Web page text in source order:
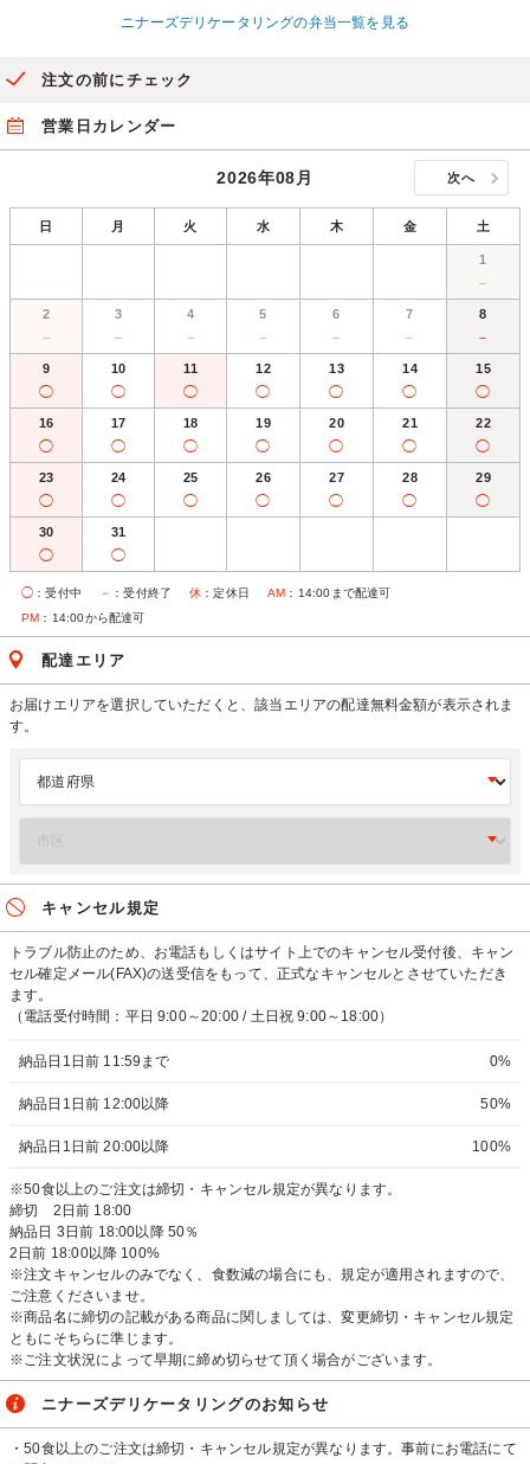
ニナーズデリケータリングの弁当一覧を見る
注文の前にチェック
営業日カレンダー
2026年08月 次へ
日 月 火 水 木 金 土
1
－
2
－
3
－
4
－
5
－
6
－
7
－
8
－
9
◯
10
◯
11
◯
12
◯
13
◯
14
◯
15
◯
16
◯
17
◯
18
◯
19
◯
20
◯
21
◯
22
◯
23
◯
24
◯
25
◯
26
◯
27
◯
28
◯
29
◯
30
◯
31
◯
◯ ：受付中 － ：受付終了 休 ：定休日 AM ：14:00まで配達可
PM ：14:00から配達可
配達エリア
お届けエリアを選択していただくと、該当エリアの配達無料金額が表示されま
す。
キャンセル規定
トラブル防止のため、お電話もしくはサイト上でのキャンセル受付後、キャン
セル確定メール(FAX)の送受信をもって、正式なキャンセルとさせていただき
ます。
（電話受付時間：平日 9:00～20:00 / 土日祝 9:00～18:00）
納品日1日前 11:59まで 0%
納品日1日前 12:00以降 50%
納品日1日前 20:00以降 100%
※50食以上のご注文は締切・キャンセル規定が異なります。
締切 2日前 18:00
納品日 3日前 18:00以降 50％
2日前 18:00以降 100%
※注文キャンセルのみでなく、食数減の場合にも、規定が適用されますので、
ご注意くださいませ。
※商品名に締切の記載がある商品に関しましては、変更締切・キャンセル規定
ともにそちらに準じます。
※ご注文状況によって早期に締め切らせて頂く場合がございます。
ニナーズデリケータリングのお知らせ
・50食以上のご注文は締切・キャンセル規定が異なります。事前にお電話にて